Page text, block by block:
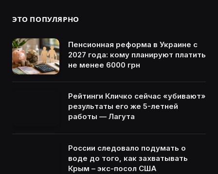
ЭТО ПОПУЛЯРНО
Пенсионная реформа в Украине с
2027 года: кому планируют платить
не менее 6000 грн
Рейтинги Кличко сейчас «убивают»
результаты его же 5-летней
работы — Лагута
России следовало подумать о
воде до того, как захватывать
Крым – экс-посол США